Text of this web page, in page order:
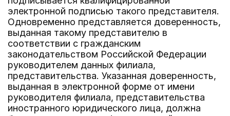
электронной подписью такого представителя.
Одновременно представляется доверенность,
выданная такому представителю в
соответствии с гражданским
законодательством Российской Федерации
руководителем данных филиала,
представительства. Указанная доверенность,
выданная в электронной форме от имени
руководителя филиала, представительства
иностранного юридического лица, должна